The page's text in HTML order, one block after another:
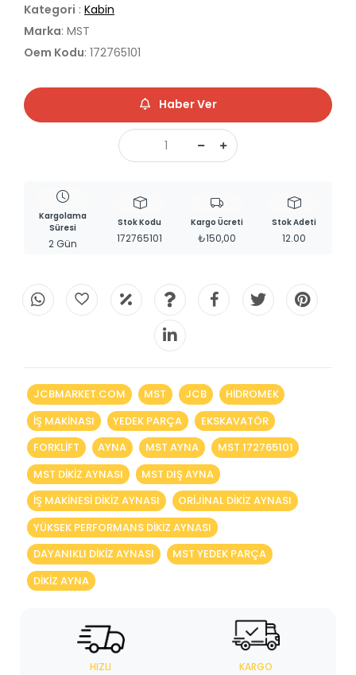
Kategori : Kabin
Marka: MST
Oem Kodu: 172765101
Haber Ver
Kargolama
Süresi
2 Gün
Stok Kodu
172765101
Kargo Ücreti
₺150,00
Stok Adeti
12.00
JCBMARKET.COM MST JCB
HIDROMEK
IŞ MAKINASI
YEDEK PARÇA
EKSKAVATÖR
FORKLIFT
AYNA MST AYNA
MST 172765101
MST DIKIZ AYNASI
MST DIŞ AYNA
IŞ MAKINESI DIKIZ AYNASI
ORIJINAL DIKIZ AYNASI
YÜKSEK PERFORMANS DIKIZ AYNASI
DAYANIKLI DIKIZ AYNASI
MST YEDEK PARÇA
DIKIZ AYNA
HIZLI
KARGO